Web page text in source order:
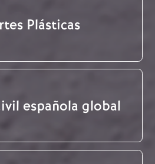
Plásticas
española global